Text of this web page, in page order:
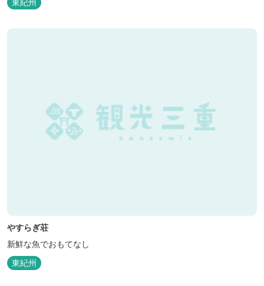
東紀州
やすらぎ荘
新鮮な魚でおもてなし
東紀州